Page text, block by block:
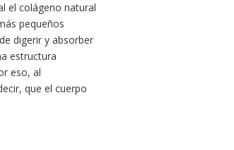
el colágeno natural
pequeños
digerir y absorber
estructura
eso, al
que el cuerpo